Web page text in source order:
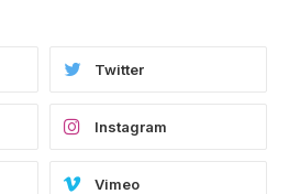
Twitter
Instagram
Vimeo